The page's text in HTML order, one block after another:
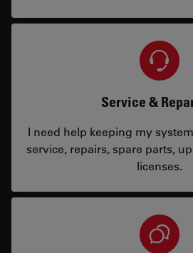
Service &
I need help keeping my
service, repairs, spare parts,
licenses.